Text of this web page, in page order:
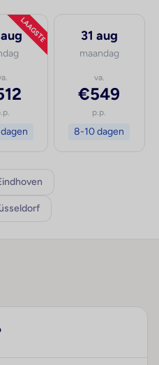
LAAGSTE 31 aug
maandag
va.
€549
p.p.
8-10 dagen